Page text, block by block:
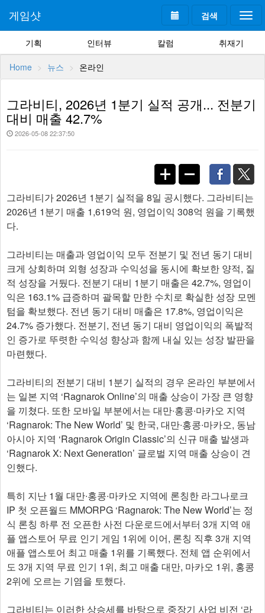
검색
게임샷
기획 인터뷰 칼럼 취재기
Home 뉴스 온라인
그라비티, 2026년 1분기 실적 공개... 전분기
대비 매출 42.7%
2026-05-08 22:37:50
그라비티가 2026년 1분기 실적을 8일 공시했다. 그라비티는
2026년 1분기 매출 1,619억 원, 영업이익 308억 원을 기록했
다.
그라비티는 매출과 영업이익 모두 전분기 및 전년 동기 대비
크게 상회하며 외형 성장과 수익성을 동시에 확보한 양적, 질
적 성장을 거뒀다. 전분기 대비 1분기 매출은 42.7%, 영업이
익은 163.1% 급증하며 괄목할 만한 수치로 확실한 성장 모멘
텀을 확보했다. 전년 동기 대비 매출은 17.8%, 영업이익은
24.7% 증가했다. 전분기, 전년 동기 대비 영업이익의 폭발적
인 증가로 뚜렷한 수익성 향상과 함께 내실 있는 성장 발판을
마련했다.
그라비티의 전분기 대비 1분기 실적의 경우 온라인 부분에서
는 일본 지역 ‘Ragnarok Online’의 매출 상승이 가장 큰 영향
을 끼쳤다. 또한 모바일 부분에서는 대만∙홍콩∙마카오 지역
‘Ragnarok: The New World’ 및 한국, 대만∙홍콩∙마카오, 동남
아시아 지역 ‘Ragnarok Origin Classic’의 신규 매출 발생과
‘Ragnarok X: Next Generation’ 글로벌 지역 매출 상승이 견
인했다.
특히 지난 1월 대만∙홍콩∙마카오 지역에 론칭한 라그나로크
IP 첫 오픈월드 MMORPG ‘Ragnarok: The New World’는 정
식 론칭 하루 전 오픈한 사전 다운로드에서부터 3개 지역 애
플 앱스토어 무료 인기 게임 1위에 이어, 론칭 직후 3개 지역
애플 앱스토어 최고 매출 1위를 기록했다. 전체 앱 순위에서
도 3개 지역 무료 인기 1위, 최고 매출 대만, 마카오 1위, 홍콩
2위에 오르는 기염을 토했다.
그라비티는 이러한 상승세를 바탕으로 중장기 사업 비전 ‘라